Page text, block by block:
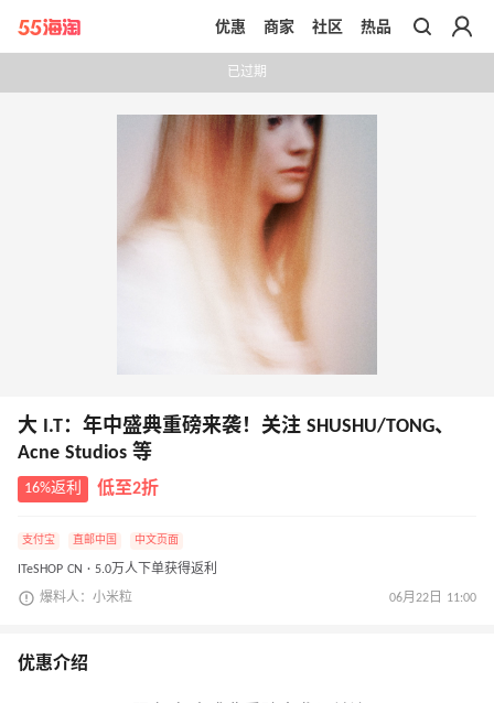
带你去官网买正品
优惠 商家 社区 热品
已过期
大 I.T：年中盛典重磅来袭！关注 SHUSHU/TONG、
Acne Studios 等
16%返利 低至2折
支付宝 直邮中国 中文页面
ITeSHOP CN · 5.0万人下单获得返利
爆料人：小米粒 06月22日 11:00
优惠介绍